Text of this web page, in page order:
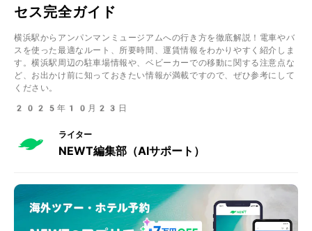
セス完全ガイド
横浜駅からアンパンマンミュージアムへの行き方を徹底解説！電車やバ
スを使った最適なルート、所要時間、運賃情報をわかりやすく紹介しま
す。横浜駅周辺の駐車場情報や、ベビーカーでの移動に関する注意点な
ど、お出かけ前に知っておきたい情報が満載ですので、ぜひ参考にして
ください。
2025年10月23日
ライター
NEWT編集部（AIサポート）